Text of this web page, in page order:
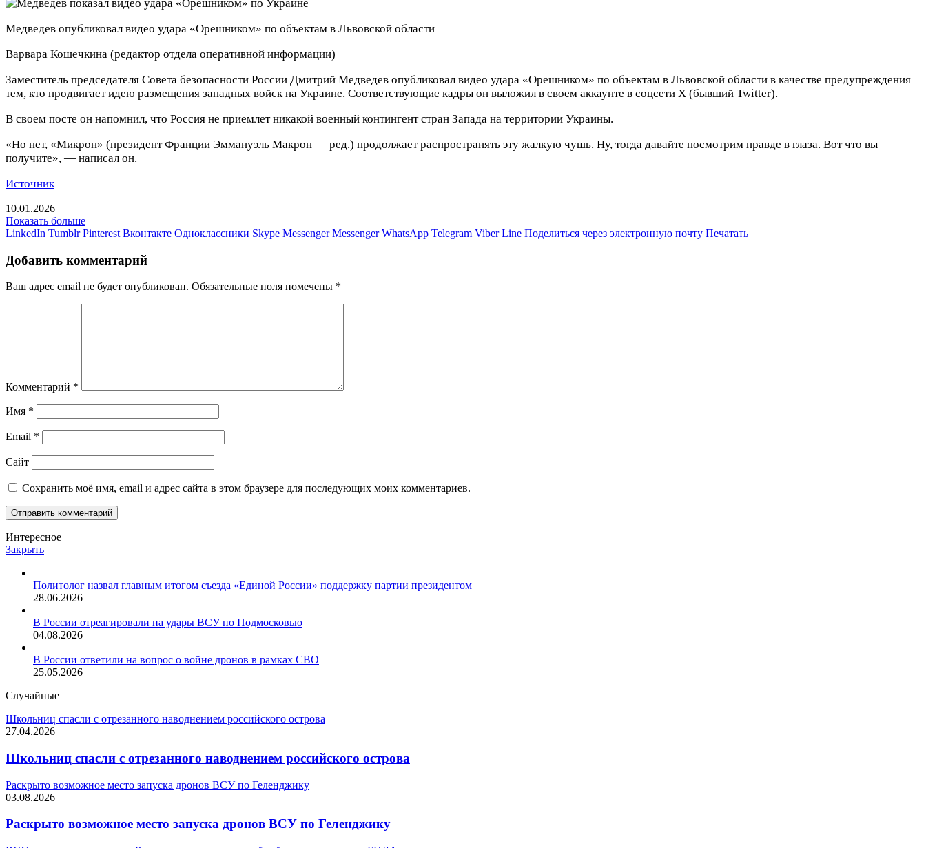
Медведев опубликовал видео удара «Орешником» по объектам в Львовской области
Варвара Кошечкина (редактор отдела оперативной информации)
Заместитель председателя Совета безопасности России Дмитрий Медведев опубликовал видео удара «Орешником» по объектам в Львовской области в качестве предупреждения
тем, кто продвигает идею размещения западных войск на Украине. Соответствующие кадры он выложил в своем аккаунте в соцсети X (бывший Twitter).
В своем посте он напомнил, что Россия не приемлет никакой военный контингент стран Запада на территории Украины.
«Но нет, «Микрон» (президент Франции Эммануэль Макрон — ред.) продолжает распространять эту жалкую чушь. Ну, тогда давайте посмотрим правде в глаза. Вот что вы
получите», — написал он.
Источник
10.01.2026
Показать больше
LinkedIn Tumblr Pinterest Вконтакте Одноклассники Skype Messenger Messenger WhatsApp Telegram Viber Line Поделиться через электронную почту Печатать
Добавить комментарий
Ваш адрес email не будет опубликован. Обязательные поля помечены *
Комментарий *
Имя *
Email *
Сайт
Сохранить моё имя, email и адрес сайта в этом браузере для последующих моих комментариев.
Интересное
Закрыть
Политолог назвал главным итогом съезда «Единой России» поддержку партии президентом
28.06.2026
В России отреагировали на удары ВСУ по Подмосковью
04.08.2026
В России ответили на вопрос о войне дронов в рамках СВО
25.05.2026
Случайные
Школьниц спасли с отрезанного наводнением российского острова
27.04.2026
Школьниц спасли с отрезанного наводнением российского острова
Раскрыто возможное место запуска дронов ВСУ по Геленджику
03.08.2026
Раскрыто возможное место запуска дронов ВСУ по Геленджику